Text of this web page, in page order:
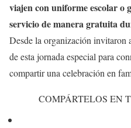
viajen con uniforme escolar
servicio de manera gratuita
Desde la organización invitaron
de esta jornada especial para
compartir una celebración en
COMPÁRTELOS EN